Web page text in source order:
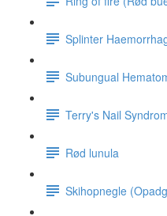
Splinter
Subungual
Terry's Nail
Rød lunula
Skihopnegle